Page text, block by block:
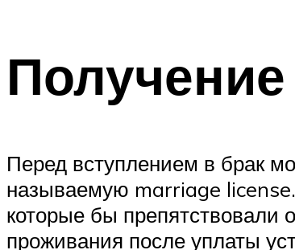
Перед вступлением в брак
называемую marriage license.
которые бы
проживания после уплаты